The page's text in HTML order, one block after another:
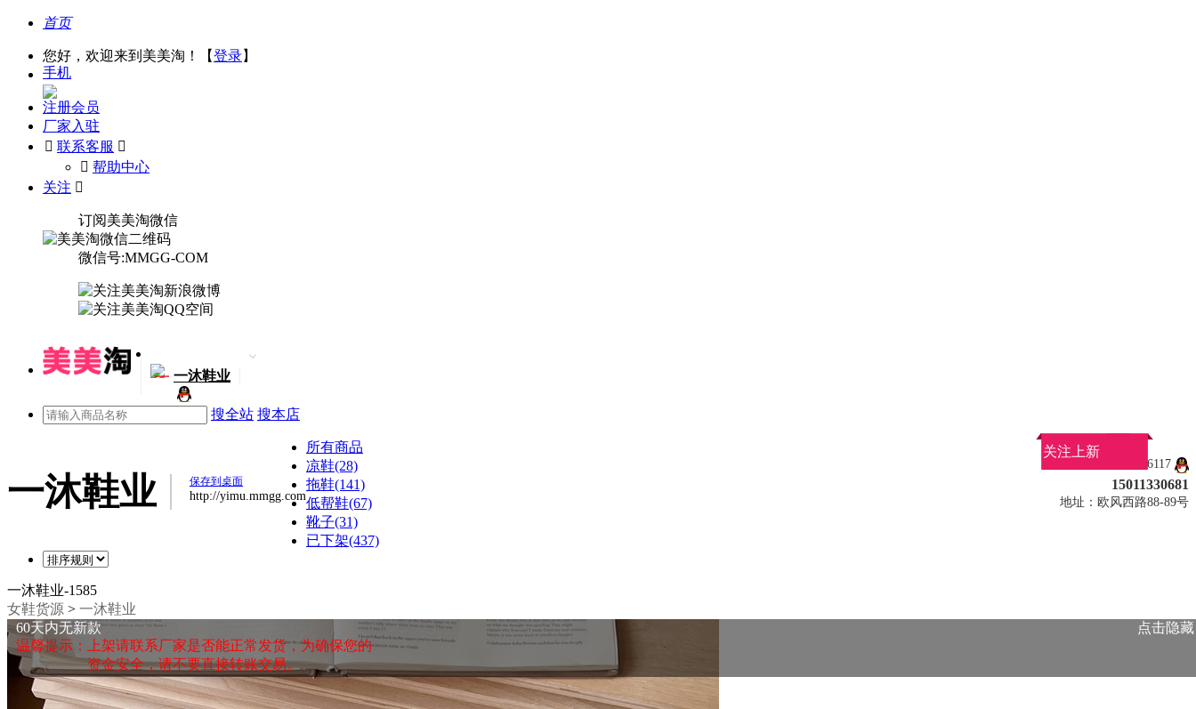
首页
您好，欢迎来到美美淘！【登录】
手机
注册会员
厂家入驻
 联系客服 
󰅃 帮助中心
关注 
订阅美美淘微信
微信号:MMGG-COM
一 一沐鞋业
搜全站 搜本店
一沐鞋业 保存到桌面
http://yimu.mmgg.com
QQ：275096117
15011330681
地址：欧风西路88-89号
关注上新
所有商品
凉鞋(28)
拖鞋(141)
低帮鞋(67)
靴子(31)
已下架(437)
一沐鞋业-1585
女鞋货源 > 一沐鞋业
60天内无新款
点击隐藏
温馨提示：上架请联系厂家是否能正常发货，为确保您的
资金安全，请不要直接转账交易。